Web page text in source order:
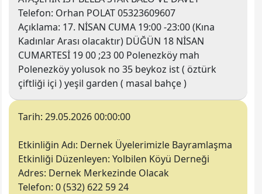
Telefon: Orhan POLAT 05323609607
Açıklama: 17. NİSAN CUMA 19:00 -23:00 (Kına
Kadınlar Arası olacaktır) DÜĞÜN 18 NİSAN
CUMARTESİ 19 00 ;23 00 Polenezköy mah
Polenezköy yolusok no 35 beykoz ist ( öztürk
çiftliği içi ) yeşil garden ( masal bahçe )
Tarih: 29.05.2026 00:00:00
Etkinliğin Adı: Dernek Üyelerimizle Bayramlaşma
Etkinliği Düzenleyen: Yolbilen Köyü Derneği
Adres: Dernek Merkezinde Olacak
Telefon: 0 (532) 622 59 24